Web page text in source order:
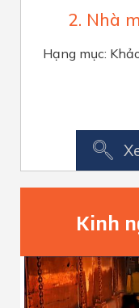
2. Nhà
Hạng mục:
Kinh